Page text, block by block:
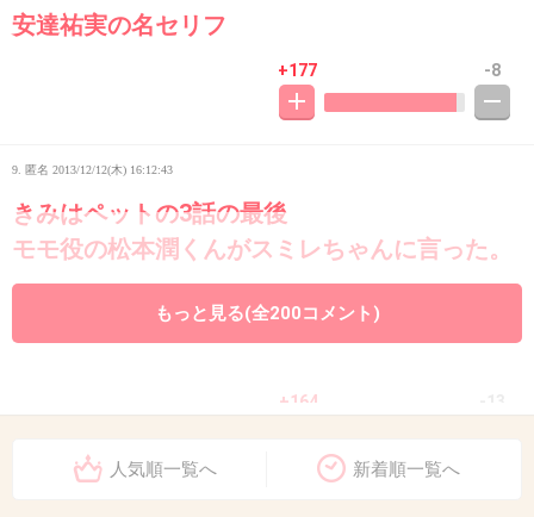
安達祐実の名セリフ
+177 -8
9. 匿名 2013/12/12(木) 16:12:43
きみはペットの3話の最後
モモ役の松本潤くんがスミレちゃんに言った。
やばっ！ちょっと止められないかも…
+164
もっと見る(全200コメント)
人気順一覧へ 新着順一覧へ